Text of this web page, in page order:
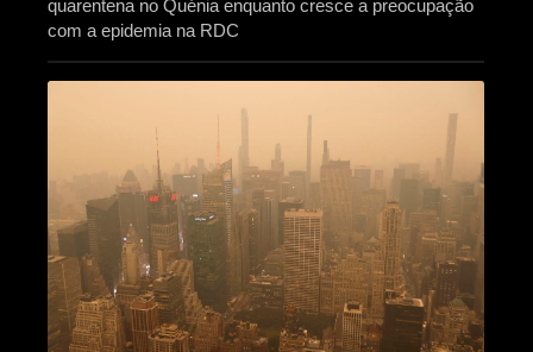
quarentena no Quénia enquanto cresce a preocupação
com a epidemia na RDC